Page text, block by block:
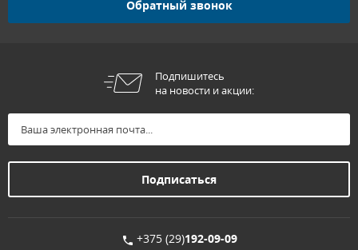
Обратный звонок
Подпишитесь
на новости и акции:
+375 (29)192-09-09